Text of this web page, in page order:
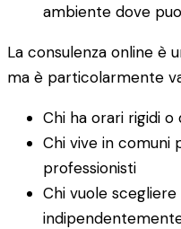
ambiente dove
La consulenza online è
ma è particolarmente
Chi ha orari rigidi
Chi vive in comuni
professionisti
Chi vuole